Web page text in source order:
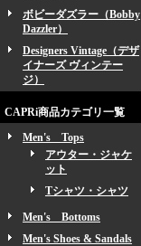
ボビーダズラー（Bobby
Dazzler）
Designers Vintage（デザ
イナーズ ヴィンテー
ジ）
CAPRi商品カテゴリ一覧
Men's Tops
アウター・ジャケ
ット
Tシャツ・シャツ
Men's Bottoms
Men's Shoes & Sandals